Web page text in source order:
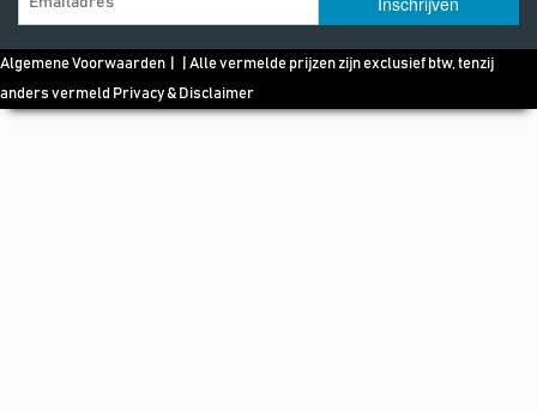
Algemene Voorwaarden | | Alle vermelde prijzen zijn exclusief btw, tenzij
anders vermeld Privacy & Disclaimer